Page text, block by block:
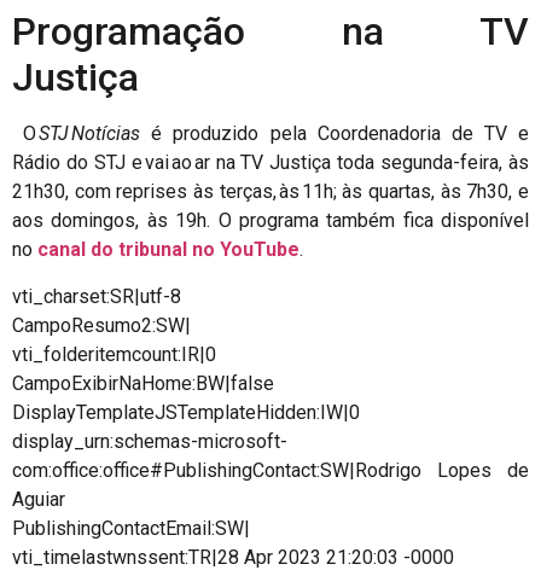
Programação na TV
Justiça
OSTJ Notícias é produzido pela Coordenadoria de TV e
Rádio do STJ e vai ao ar na TV Justiça toda segunda-feira, às
21h30, com reprises às terças, às 11h; às quartas, às 7h30, e
aos domingos, às 19h. O programa também fica disponível
no canal do tribunal no YouTube.
vti_charset:SR|utf-8
CampoResumo2:SW|
vti_folderitemcount:IR|0
CampoExibirNaHome:BW|false
DisplayTemplateJSTemplateHidden:IW|0
display_urn:schemas-microsoft-
com:office:office#PublishingContact:SW|Rodrigo Lopes de
Aguiar
PublishingContactEmail:SW|
vti_timelastwnssent:TR|28 Apr 2023 21:20:03 -0000